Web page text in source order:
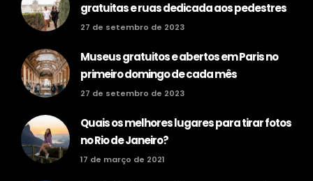
gratuitas e ruas dedicada aos pedestres
27 de setembro de 2023
Museus gratuitos e abertos em Paris no
primeiro domingo de cada mês
27 de setembro de 2023
Quais os melhores lugares para tirar fotos
no Rio de Janeiro?
17 de março de 2021